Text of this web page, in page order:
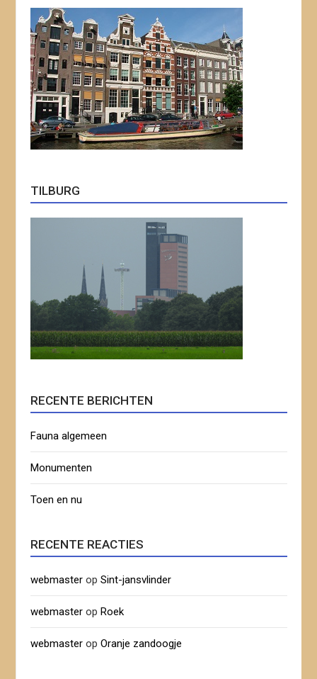
TILBURG
RECENTE BERICHTEN
Fauna algemeen
Monumenten
Toen en nu
RECENTE REACTIES
webmaster opSint-jansvlinder
webmaster opRoek
webmaster opOranje zandoogje